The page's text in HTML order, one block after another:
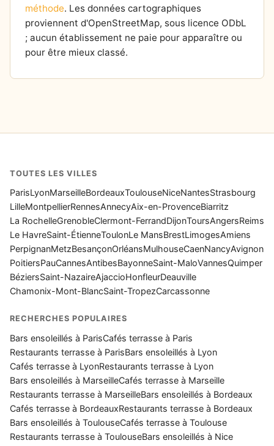
méthode. Les données cartographiques
proviennent d'OpenStreetMap, sous licence ODbL
; aucun établissement ne paie pour apparaître ou
pour être mieux classé.
TOUTES LES VILLES
ParisLyonMarseilleBordeauxToulouseNiceNantesStrasbourg
LilleMontpellierRennesAnnecyAix-en-ProvenceBiarritz
La RochelleGrenobleClermont-FerrandDijonToursAngersReims
Le HavreSaint-ÉtienneToulonLe MansBrestLimogesAmiens
PerpignanMetzBesançonOrléansMulhouseCaenNancyAvignon
PoitiersPauCannesAntibesBayonneSaint-MaloVannesQuimper
BéziersSaint-NazaireAjaccioHonfleurDeauville
Chamonix-Mont-BlancSaint-TropezCarcassonne
RECHERCHES POPULAIRES
Bars ensoleillés à ParisCafés terrasse à Paris
Restaurants terrasse à ParisBars ensoleillés à Lyon
Cafés terrasse à LyonRestaurants terrasse à Lyon
Bars ensoleillés à MarseilleCafés terrasse à Marseille
Restaurants terrasse à MarseilleBars ensoleillés à Bordeaux
Cafés terrasse à BordeauxRestaurants terrasse à Bordeaux
Bars ensoleillés à ToulouseCafés terrasse à Toulouse
Restaurants terrasse à ToulouseBars ensoleillés à Nice